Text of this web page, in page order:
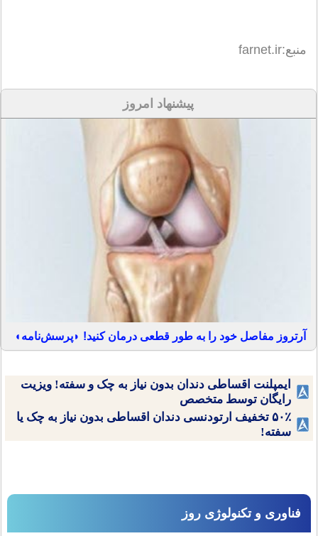
منبع:farnet.ir
پیشنهاد امروز
آرتروز مفاصل خود را به طور قطعی درمان کنید! ◗پرسش‌نامه◖
ایمپلنت اقساطی دندان بدون نیاز به چک و سفته! ویزیت
رایگان توسط متخصص
۵۰٪ تخفیف ارتودنسی دندان اقساطی بدون نیاز به چک یا
سفته!
فناوری و تکنولوژی روز